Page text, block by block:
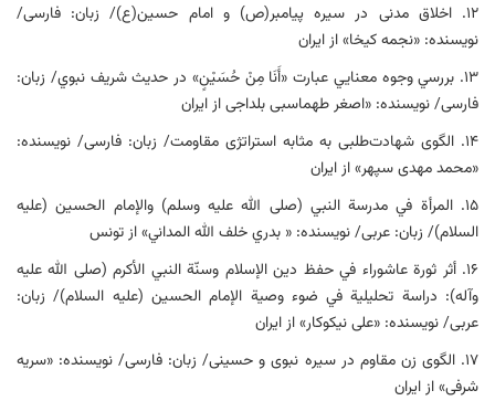
۱۲. اخلاق مدنی در سیره پیامبر(ص) و امام حسین(ع)/ زبان: فارسی/
نویسنده: «نجمه کیخا» از ایران
۱۳. بررسي وجوه معنايي عبارت «أَنَا مِنْ حُسَيْنٍ» در حديث شريف نبوي/ زبان:
فارسی/ نویسنده: «اصغر طهماسبی بلداجی از ایران
۱۴. الگوی شهادت‌طلبی به مثابه استراتژی مقاومت/ زبان: فارسی/ نویسنده:
«محمد مهدی سپهر» از ایران
۱۵. المرأة في مدرسة النبي (صلى الله عليه وسلم) والإمام الحسين (عليه
السلام)/ زبان: عربی/ نویسنده: « بدري خلف الله المداني» از تونس
۱۶. أثر ثورة عاشوراء في حفظ دين الإسلام وسنّة النبي الأكرم (صلى الله عليه
وآله): دراسة تحليلية في ضوء وصية الإمام الحسين (عليه السلام)/ زبان:
عربی/ نویسنده: «علی نیکوکار» از ایران
۱۷. الگوی زن مقاوم در سیره نبوی و حسینی/ زبان: فارسی/ نویسنده: «سریه
شرفی» از ایران